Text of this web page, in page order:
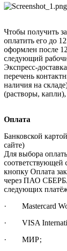
Чтобы получить
оплатить его до
оформлен после
следующий
Экспресс-
перечень
наличия на
(растворы,
Оплата
Банковской
сайте)
Для выбора
соответствующей
кнопку Оплата
через ПАО
следующих
· Mastercard
· VISA
· МИР;